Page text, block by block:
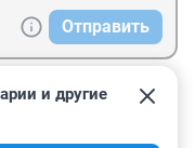
Отправить
как во всех
и другие